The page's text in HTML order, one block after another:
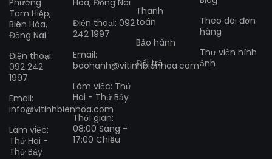
Phường
Tam Hiệp,
Biên Hòa,
Đồng Nai
Điện thoại:
092 242
1997
Email:
info@vitinhbienhoa.com
Làm việc:
Thứ Hai -
Thứ Bảy
Hòa, Đồng Nai
Điện thoại: 092
242 1997
Email:
baohanh@vitinhbienhoa.com
Làm việc: Thứ
Hai - Thứ Bảy
Thời gian:
08:00 Sáng -
17:00 Chiều
Thanh
toán
Bảo hành
Đổi trả
Theo dõi đơn
hàng
Thư viện hình
ảnh